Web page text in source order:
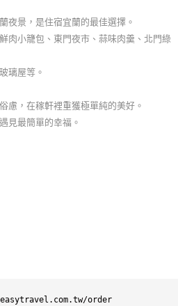
夜景，是住宿宜蘭的最佳選擇。
肉小籠包、東門夜市、蒜味肉羹、北門綠
璃屋等。
慮，在稼軒裡重獲極單純的美好。
見最簡單的幸福。
order